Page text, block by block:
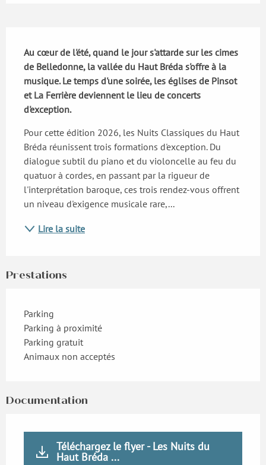
Au cœur de l'été, quand le jour s'attarde sur les cimes
de Belledonne, la vallée du Haut Bréda s'offre à la
musique. Le temps d'une soirée, les églises de Pinsot
et La Ferrière deviennent le lieu de concerts
d'exception.
Pour cette édition 2026, les Nuits Classiques du Haut
Bréda réunissent trois formations d'exception. Du
dialogue subtil du piano et du violoncelle au feu du
quatuor à cordes, en passant par la rigueur de
l'interprétation baroque, ces trois rendez-vous offrent
un niveau d'exigence musicale rare,...
Lire la suite
Prestations
Parking
Parking à proximité
Parking gratuit
Animaux non acceptés
Documentation
Téléchargez le flyer - Les Nuits du
Haut Bréda ...